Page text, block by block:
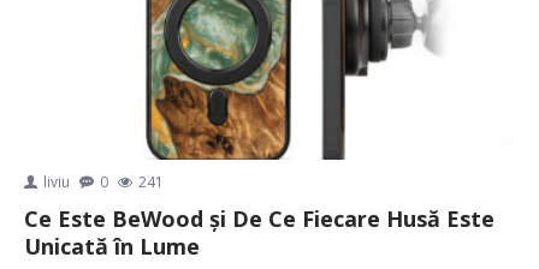
liviu 0 241
Ce Este BeWood și De Ce Fiecare Husă Este
Unicată în Lume